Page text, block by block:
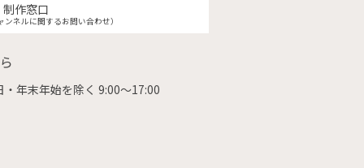
制作窓口
ンネルに関するお問い合わせ）
・年末年始を除く 9:00〜17:00